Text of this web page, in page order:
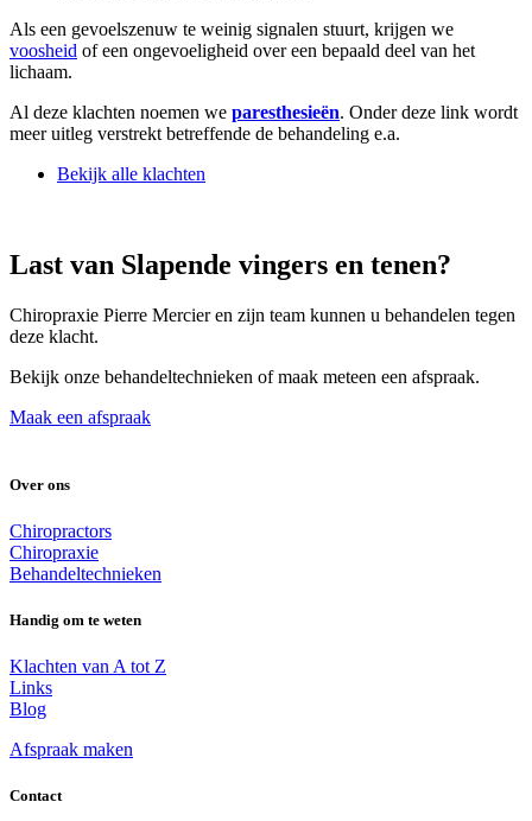
Als een gevoelszenuw te weinig signalen stuurt, krijgen we
voosheid of een ongevoeligheid over een bepaald deel van het
lichaam.
Al deze klachten noemen we paresthesieën. Onder deze link wordt
meer uitleg verstrekt betreffende de behandeling e.a.
Bekijk alle klachten
Last van Slapende vingers en tenen?
Chiropraxie Pierre Mercier en zijn team kunnen u behandelen tegen
deze klacht.
Bekijk onze behandeltechnieken of maak meteen een afspraak.
Maak een afspraak
Over ons
Chiropractors
Chiropraxie
Behandeltechnieken
Handig om te weten
Klachten van A tot Z
Links
Blog
Afspraak maken
Contact